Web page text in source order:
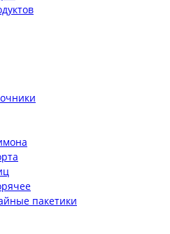
пакетики